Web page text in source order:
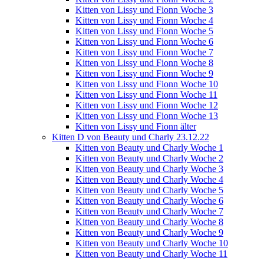
Kitten von Lissy und Fionn Woche 3
Kitten von Lissy und Fionn Woche 4
Kitten von Lissy und Fionn Woche 5
Kitten von Lissy und Fionn Woche 6
Kitten von Lissy und Fionn Woche 7
Kitten von Lissy und Fionn Woche 8
Kitten von Lissy und Fionn Woche 9
Kitten von Lissy und Fionn Woche 10
Kitten von Lissy und Fionn Woche 11
Kitten von Lissy und Fionn Woche 12
Kitten von Lissy und Fionn Woche 13
Kitten von Lissy und Fionn älter
Kitten D von Beauty und Charly 23.12.22
Kitten von Beauty und Charly Woche 1
Kitten von Beauty und Charly Woche 2
Kitten von Beauty und Charly Woche 3
Kitten von Beauty und Charly Woche 4
Kitten von Beauty und Charly Woche 5
Kitten von Beauty und Charly Woche 6
Kitten von Beauty und Charly Woche 7
Kitten von Beauty und Charly Woche 8
Kitten von Beauty und Charly Woche 9
Kitten von Beauty und Charly Woche 10
Kitten von Beauty und Charly Woche 11